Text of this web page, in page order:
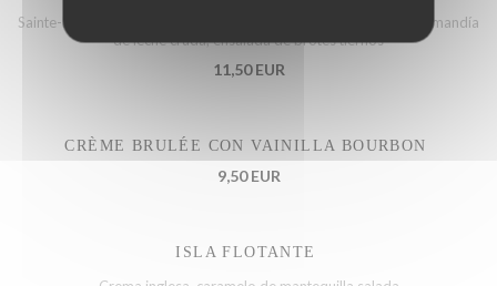
Sainte-Maure de Touraine DOP, Comté DOP, Camembert de Normandía
de leche cruda, ensalada de brotes tiernos
11,50 EUR
CRÈME BRULÉE CON VAINILLA BOURBON
9,50 EUR
ISLA FLOTANTE